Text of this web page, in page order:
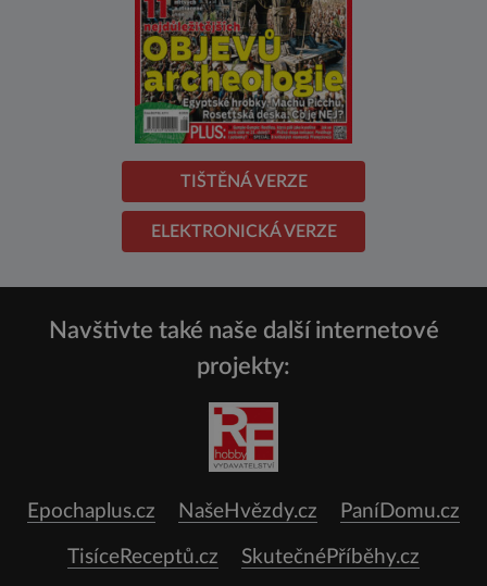
TIŠTĚNÁ VERZE
ELEKTRONICKÁ VERZE
Navštivte také naše další internetové
projekty:
Epochaplus.cz NašeHvězdy.cz PaníDomu.cz
TisíceReceptů.cz SkutečnéPříběhy.cz